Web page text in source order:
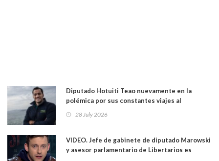
Diputado Hotuiti Teao nuevamente en la
polémica por sus constantes viajes al
extranjero. Usó semana distrital como
vacaciones para irse a Londres y Paris por 18
28 July 2026
VIDEO. Jefe de gabinete de diputado Marowski
y asesor parlamentario de Libertarios es